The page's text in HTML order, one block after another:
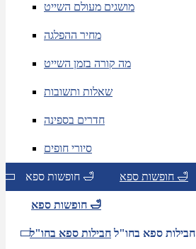
מושגים מעולם השייט
מחיר ההפלגה
מה קורה בזמן השייט
שאלות ותשובות
חדרים בספינה
סיורי חופים
חופשות ספא 🛁 חופשות ספא 🛁
חופשות ספא 🛁
חבילות ספא בחו"ל חבילות ספא בחו"ל